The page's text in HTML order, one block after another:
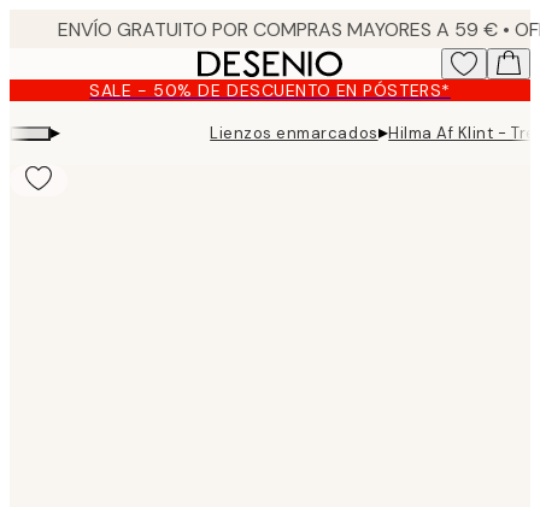
content.SALE - 50% DE DESCUENTO EN PÓSTERS*
▸ Lienzos enmarcados▸Hilma Af Klint -